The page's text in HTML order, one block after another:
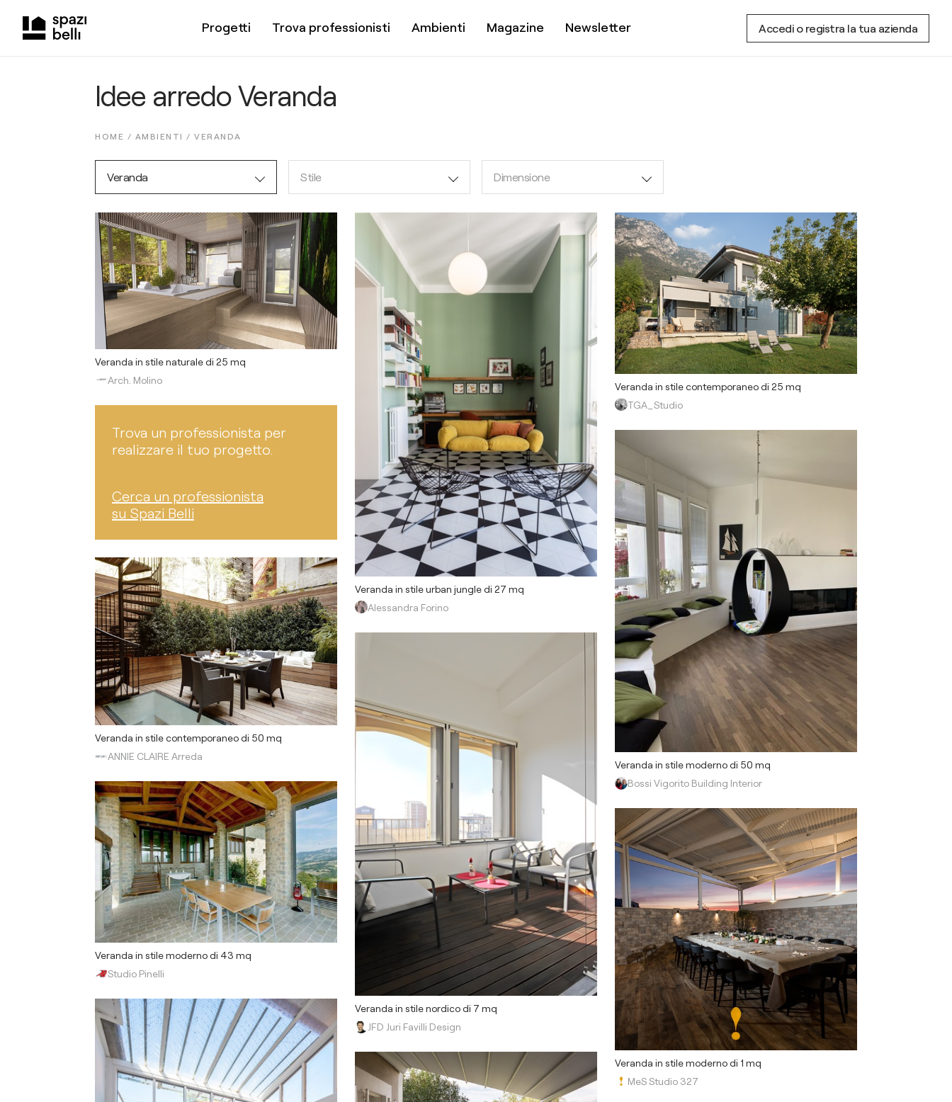
Progetti Trova professionisti Ambienti Magazine Newsletter Accedi o registra la tua azienda
Idee arredo Veranda
HOME / AMBIENTI / VERANDA
Veranda Stile Dimensione
Veranda in stile naturale di 25 mq
Arch. Molino
Trova un professionista per
realizzare il tuo progetto.
Cerca un professionista
su Spazi Belli
Veranda in stile contemporaneo di 50 mq
ANNIE CLAIRE Arreda
Veranda in stile moderno di 43 mq
Studio Pinelli
Veranda in stile urban jungle di 27 mq
Alessandra Forino
Veranda in stile nordico di 7 mq
JFD Juri Favilli Design
Veranda in stile contemporaneo di 25 mq
TGA_Studio
Veranda in stile moderno di 50 mq
Bossi Vigorito Building Interior
Veranda in stile moderno di 1 mq
MeS Studio 327